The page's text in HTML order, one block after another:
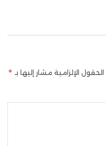
الحقول الإلزامية مشار إليها بـ *